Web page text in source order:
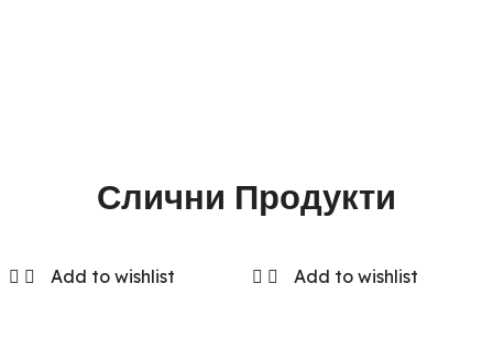
Слични Продукти
Add to wishlist Add to wishlist